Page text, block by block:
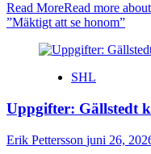
Read MoreRead more
”Mäktigt att se honom”
SHL
Uppgifter: Gällstedt
Erik Pettersson juni 26,